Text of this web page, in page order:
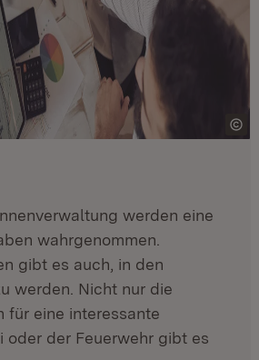
werden eine
wahrgenommen.
gibt es auch, in den
werden. Nicht nur die
für eine interessante
der Feuerwehr gibt es